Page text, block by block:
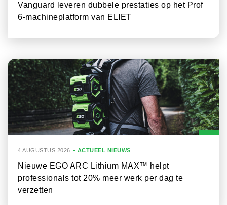
Vanguard leveren dubbele prestaties op het Prof
6-machineplatform van ELIET
4 AUGUSTUS 2026 ACTUEEL NIEUWS
Nieuwe EGO ARC Lithium MAX™ helpt
professionals tot 20% meer werk per dag te
verzetten